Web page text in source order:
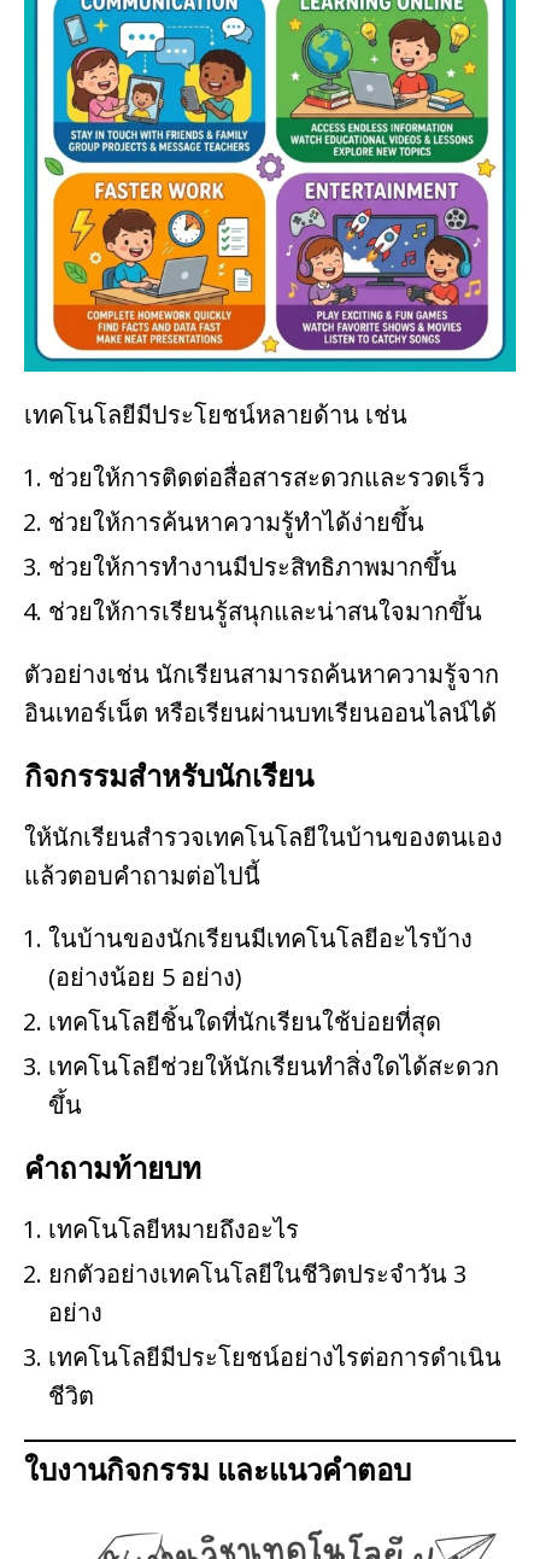
เทคโนโลยีมีประโยชน์หลายด้าน เช่น
ช่วยให้การติดต่อสื่อสารสะดวกและรวดเร็ว
ช่วยให้การค้นหาความรู้ทำได้ง่ายขึ้น
ช่วยให้การทำงานมีประสิทธิภาพมากขึ้น
ช่วยให้การเรียนรู้สนุกและน่าสนใจมากขึ้น
ตัวอย่างเช่น นักเรียนสามารถค้นหาความรู้จาก
อินเทอร์เน็ต หรือเรียนผ่านบทเรียนออนไลน์ได้
กิจกรรมสำหรับนักเรียน
ให้นักเรียนสำรวจเทคโนโลยีในบ้านของตนเอง
แล้วตอบคำถามต่อไปนี้
ในบ้านของนักเรียนมีเทคโนโลยีอะไรบ้าง
(อย่างน้อย 5 อย่าง)
เทคโนโลยีชิ้นใดที่นักเรียนใช้บ่อยที่สุด
เทคโนโลยีช่วยให้นักเรียนทำสิ่งใดได้สะดวก
ขึ้น
คำถามท้ายบท
เทคโนโลยีหมายถึงอะไร
ยกตัวอย่างเทคโนโลยีในชีวิตประจำวัน 3
อย่าง
เทคโนโลยีมีประโยชน์อย่างไรต่อการดำเนิน
ชีวิต
ใบงานกิจกรรม และแนวคำตอบ